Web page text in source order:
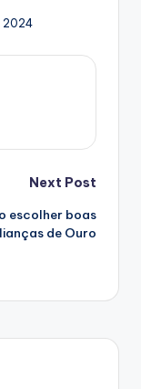
2024
Next Post
escolher boas
de Ouro